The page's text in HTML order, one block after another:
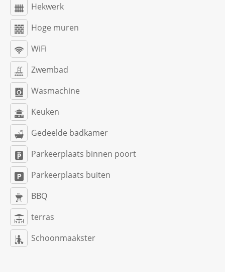
Hekwerk
Hoge muren
WiFi
Zwembad
Wasmachine
Keuken
Gedeelde badkamer
Parkeerplaats binnen poort
Parkeerplaats buiten
BBQ
terras
Schoonmaakster